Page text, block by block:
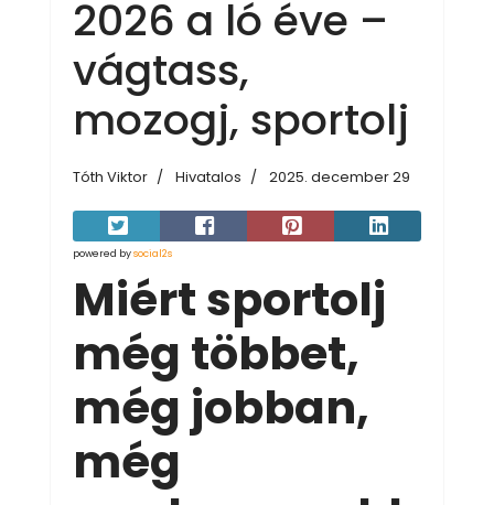
2026 a ló éve –
vágtass,
mozogj, sportolj
Tóth Viktor Hivatalos 2025. december 29
powered bysocial2s
Miért sportolj
még többet,
még jobban,
még